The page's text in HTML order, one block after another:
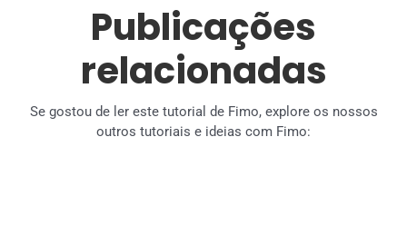
Publicações
relacionadas
Se gostou de ler este tutorial de Fimo, explore os nossos
outros tutoriais e ideias com Fimo: